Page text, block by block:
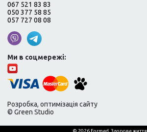
067 521 83 83
050 377 58 85
057 727 08 08
Ми в соцмережі:
Розробка, оптимізація сайту
© Green Studio